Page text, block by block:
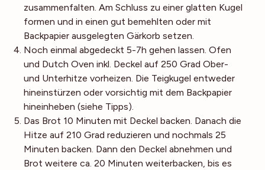
zusammenfalten. Am Schluss zu einer glatten Kugel
formen und in einen gut bemehlten oder mit
Backpapier ausgelegten Gärkorb setzen.
Noch einmal abgedeckt 5-7h gehen lassen. Ofen
und Dutch Oven inkl. Deckel auf 250 Grad Ober-
und Unterhitze vorheizen. Die Teigkugel entweder
hineinstürzen oder vorsichtig mit dem Backpapier
hineinheben (siehe Tipps).
Das Brot 10 Minuten mit Deckel backen. Danach die
Hitze auf 210 Grad reduzieren und nochmals 25
Minuten backen. Dann den Deckel abnehmen und
Brot weitere ca. 20 Minuten weiterbacken, bis es